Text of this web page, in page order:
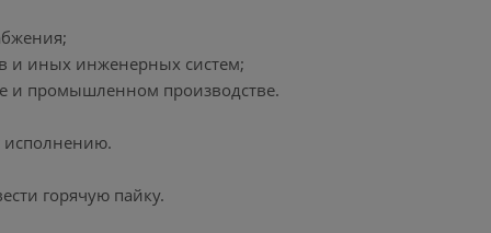
и иных инженерных систем;
и промышленном производстве.
исполнению.
горячую пайку.